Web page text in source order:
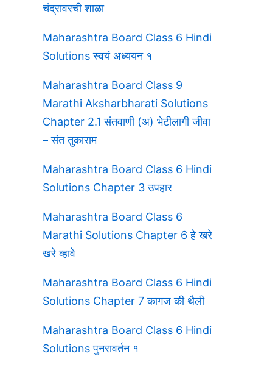
चंद्रावरची शाळा
Maharashtra Board Class 6 Hindi
Solutions स्वयं अध्ययन १
Maharashtra Board Class 9
Marathi Aksharbharati Solutions
Chapter 2.1 संतवाणी (अ) भेटीलागी जीवा
– संत तुकाराम
Maharashtra Board Class 6 Hindi
Solutions Chapter 3 उपहार
Maharashtra Board Class 6
Marathi Solutions Chapter 6 हे खरे
खरे व्हावे
Maharashtra Board Class 6 Hindi
Solutions Chapter 7 कागज की थैली
Maharashtra Board Class 6 Hindi
Solutions पुनरावर्तन १